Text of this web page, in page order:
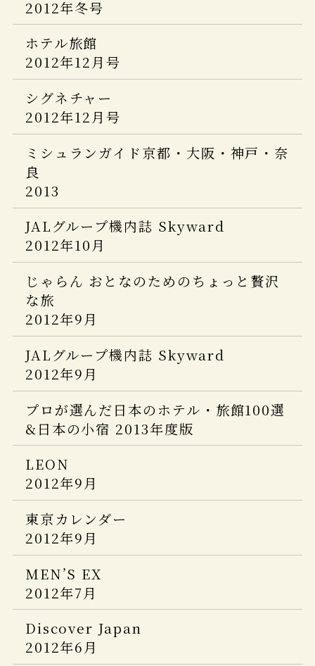
商店建築
2023年9月号
一生に一度は泊まりたい！
奇跡の絶景宿
商店建築
2023年4月号
東海から行く絶景
プロが選んだ日本のホテル・旅館100選
&日本の小宿 2021年度版
Discover Japan TRAVEL ニッポンの
一流ホテル＆名旅館
旅色 何度も行きたい日本のいい宿
オセラ
2020 1-2号
冬の気ままなひとり旅。
2020
Discover Japan
2020年2月号
日本の絶景 最新版
ELLE JAPON
2020年３月号
一生に一度は泊まってみたい！
世界の究極ホテル
プロが選んだ日本のホテル・旅館100選
&日本の小宿 2019年度版
和樂
2019年8・9月号
Discover Japan TRAVEL
2019年7月号
JCB THE PREMIUM
2019年5月号
FIGARO japon
2019年７月号
ホテル旅館
2019年6月号
５つ星の宿
日本の新絶景
CREA
2019年 2・3月号
家庭画報
2019年2月号
CREA
2018年 2・3月号
一生に一度は行くべき東海の絶景
ミセス
2017年7月号
ミシュランガイド北海道
2017特別版
ＦＩＧＡＲＯ・ｊｐウェブサイト版
2017年8月
Miyagi Brand Collection2017
婦人画報
2017年8月号
25ans
2017年8月号
5つ星の宿
Hanako Trip
Discover Japan TRAVEL
GOLF DIGEST・Traveler
SIGNATURE4
月号
LEON 7月号
5つ星の宿
ＨＯＴＥＬ＆ＬＯＤＧＥ
美ストMay
個人予約の旅と宿 山陰
ホテル旅館
3月
商店建築
ホテル旅館
情報誌「VISA」に「ホテル川久」が掲
載されました。
ル
決定版
GQ Japan
12月号
ミシュランガイド兵庫
2016 特別版
美ST
2015年 11 月号
プロが選んだ日本のホテル・旅館100選
&日本の小宿 2016年度版
BRUTUS
2015年 8/15 号
JALグループ機内誌 SKYWARD
2015年8月
味之宿 究極旅館美学
庭
2015年 08 月号
プロが選んだ日本のホテル・旅館100選
&日本の小宿 2015年度版
HERS
2015年 07 月号
MONOCLE（モノクルマガジン）
商店建築
2015年6月号
和樂
2014年 12月号
婦人画報
2014年10月号
JCAP7 サイトオープン
月刊ホテル旅館
2014年9月号
FRaU 2014年9月号
月刊ホテル旅館
2014年8月号
Discover Japan TRAVEL
CREA Traveller (クレア・トラベラ
ー) 2014年 07月号
LLIO リリオ vol.35 2014夏号
旅に出るなら
銀座室礼
vol.9 2014春夏
家庭画報
一個人
2014年7月号
VISA
6月号
旅サライ
じゃらん 大人のちょっと贅沢な旅
2013-2014秋冬
EVEN
2013年 10月号
週刊ゴルフダイジェスト
2013 Ｎｏ.35 9月17号
プロが選んだ日本のホテル・旅館100選
&日本の小宿 2014年度版
AGORA
8・9合併号 2013
25ans
2013年 09月号
和樂
2013年 09月号
pen
2013年7月号
クラシックホテルさんぽ
CREA
2013年 07月号
家庭画報
2013年7月号
2012年冬号
ホテル旅館
2012年12月号
シグネチャー
2012年12月号
ミシュランガイド京都・大阪・神戸・奈
良
2013
JALグループ機内誌 Skyward
2012年10月
じゃらん おとなのためのちょっと贅沢
な旅
2012年9月
JALグループ機内誌 Skyward
2012年9月
プロが選んだ日本のホテル・旅館100選
&日本の小宿 2013年度版
LEON
2012年9月
東京カレンダー
2012年9月
MEN’S EX
2012年7月
Discover Japan
2012年6月